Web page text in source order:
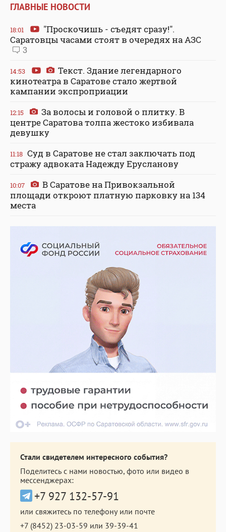
ГЛАВНЫЕ НОВОСТИ
18:01
"Проскочишь - съедят сразу!".
Саратовцы часами стоят в очередях на АЗС
3
14:53
Текст. Здание легендарного
кинотеатра в Саратове стало жертвой
кампании экспроприации
12:15
За волосы и головой о плитку. В
центре Саратова толпа жестоко избивала
девушку
11:18 Суд в Саратове не стал заключать под
стражу адвоката Надежду Ерусланову
10:07
В Саратове на Привокзальной
площади откроют платную парковку на 134
места
Стали свидетелем интересного события?
Поделитесь с нами новостью, фото или видео в
мессенджерах:
+7 927 132-57-91
или свяжитесь по телефону или почте
+7 (8452) 23-03-59 или 39-39-41